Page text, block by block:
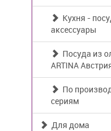
Кухня -
аксессуары
Посуда из
ARTINA
По
сериям
Для дома